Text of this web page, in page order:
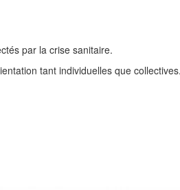
par la crise sanitaire.
tant individuelles que collectives.